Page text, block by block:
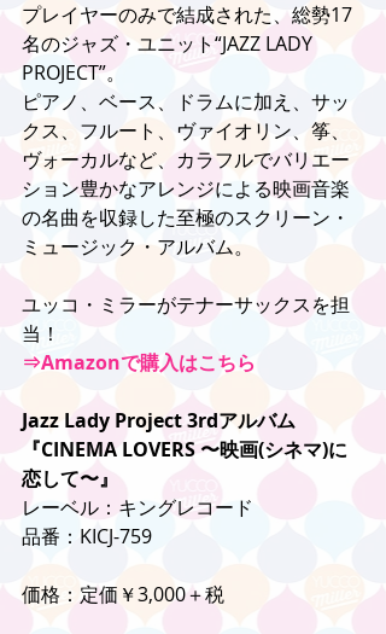
プレイヤーのみで結成された、総勢17
名のジャズ・ユニット“JAZZ LADY
PROJECT”。
ピアノ、ベース、ドラムに加え、サッ
クス、フルート、ヴァイオリン、筝、
ヴォーカルなど、カラフルでバリエー
ション豊かなアレンジによる映画音楽
の名曲を収録した至極のスクリーン・
ミュージック・アルバム。
ユッコ・ミラーがテナーサックスを担
当！
⇒Amazonで購入はこちら
Jazz Lady Project 3rdアルバム
『CINEMA LOVERS 〜映画(シネマ)に
恋して〜』
レーベル：キングレコード
品番：KICJ-759
価格：定価￥3,000＋税